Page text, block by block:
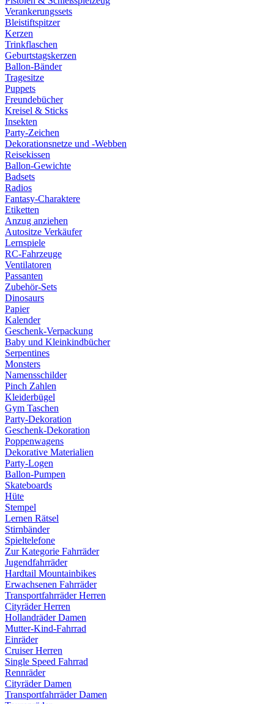
Verankerungssets
Bleistiftspitzer
Kerzen
Trinkflaschen
Geburtstagskerzen
Ballon-Bänder
Tragesitze
Puppets
Freundebücher
Kreisel & Sticks
Insekten
Party-Zeichen
Dekorationsnetze und -Webben
Reisekissen
Ballon-Gewichte
Badsets
Radios
Fantasy-Charaktere
Etiketten
Anzug anziehen
Autositze Verkäufer
Lernspiele
RC-Fahrzeuge
Ventilatoren
Passanten
Zubehör-Sets
Dinosaurs
Papier
Kalender
Geschenk-Verpackung
Baby und Kleinkindbücher
Serpentines
Monsters
Namensschilder
Pinch Zahlen
Kleiderbügel
Gym Taschen
Party-Dekoration
Geschenk-Dekoration
Poppenwagens
Dekorative Materialien
Party-Logen
Ballon-Pumpen
Skateboards
Hüte
Stempel
Lernen Rätsel
Stirnbänder
Spieltelefone
Zur Kategorie Fahrräder
Jugendfahrräder
Hardtail Mountainbikes
Erwachsenen Fahrräder
Transportfahrräder Herren
Cityräder Herren
Hollandräder Damen
Mutter-Kind-Fahrrad
Einräder
Cruiser Herren
Single Speed Fahrrad
Rennräder
Cityräder Damen
Transportfahrräder Damen